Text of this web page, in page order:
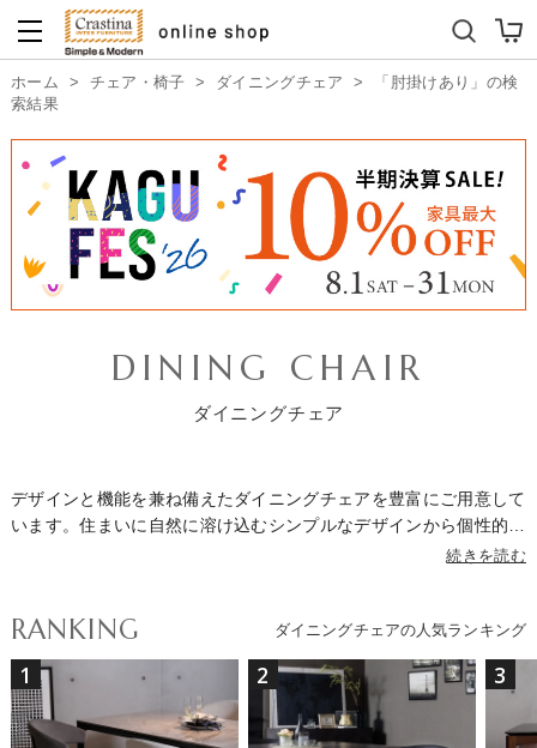
ダイニングテーブルセット
ホーム > チェア・椅子 > ダイニングチェア >
「肘掛けあり」の検
索結果
DINING CHAIR
ダイニングチェア
デザインと機能を兼ね備えたダイニングチェアを豊富にご用意して
います。住まいに自然に溶け込むシンプルなデザインから個性的で
おしゃれなデザインまで幅広くラインナップ。素材はモダンインテ
ます。カラーはブラック・ホワイト・グレーなどのモノトーンか
ら、グリーン・レッド・ブルー・イエローなど空間のアクセントに
なる色まで揃っています。座面のクッション性、背もたれの高さ、
肘掛けの有無などによって座り心地が変わり、昇降や回転などの機
能を備えたモデルは食卓だけでなくデスクワークにも最適です。さ
続きを読む
RANKING ダイニングチェアの人気ランキング
1 2 3